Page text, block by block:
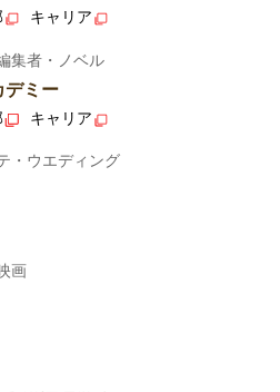
キャリア
集者・ノベル
デミー
キャリア
・ウエディング
画